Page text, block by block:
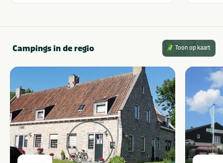
Campings in de regio Toon op kaart